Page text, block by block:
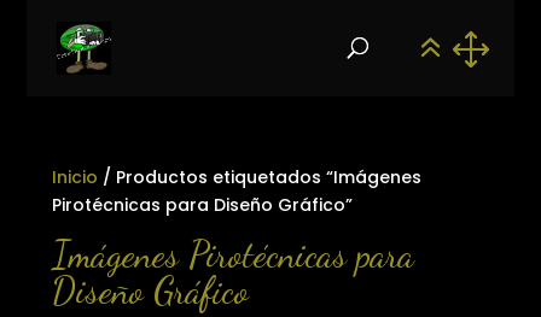
Inicio / Productos etiquetados “Imágenes
Pirotécnicas para Diseño Gráfico”
Imágenes Pirotécnicas para
Diseño Gráfico